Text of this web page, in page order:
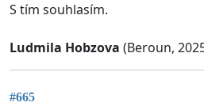
S tím souhlasím.
Ludmila Hobzova (Beroun,
#665